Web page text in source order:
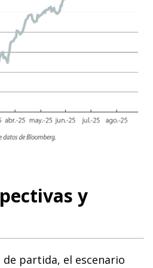
y
partida, el escenario